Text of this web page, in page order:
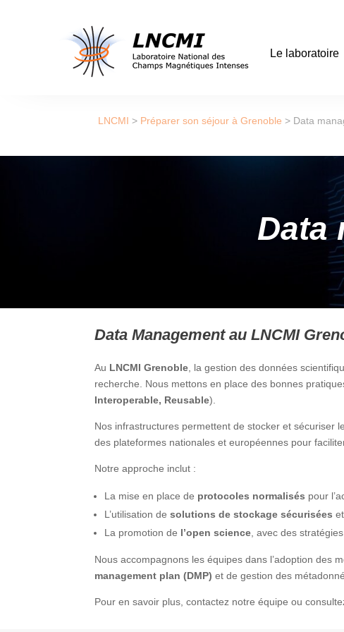
Le laboratoire
LNCMI > Préparer son séjour à Grenoble > Data
Data
Data Management au LNCMI
Au LNCMI Grenoble , la gestion des données
recherche. Nous mettons en place des bonnes
Interoperable, Reusable).
Nos infrastructures permettent de stocker et sécuriser
des plateformes nationales et européennes pour
Notre approche inclut :
La mise en place de protocoles normalisés pour
L’utilisation desolutions de stockage sécurisées
La promotion de l’open science , avec des
Nous accompagnons les équipes dans l’adoption des
management plan (DMP) et de gestion des
Pour en savoir plus, contactez notre équipe ou